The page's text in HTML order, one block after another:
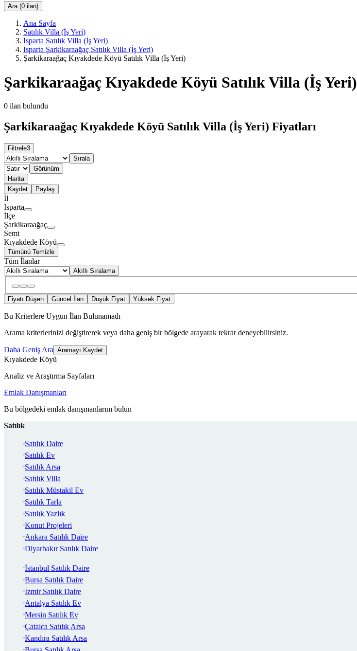
Ara (0 ilan)
Ana Sayfa
Satılık Villa (İş Yeri)
Isparta Satılık Villa (İş Yeri)
Isparta Şarkikaraağaç Satılık Villa (İş Yeri)
Şarkikaraağaç Kıyakdede Köyü Satılık Villa (İş Yeri)
Şarkikaraağaç Kıyakdede Köyü Satılık Villa (İş Yeri)
0 ilan bulundu
Şarkikaraağaç Kıyakdede Köyü Satılık Villa (İş Yeri) Fiyatları
Filtrele3
Sırala
Görünüm
Harita
Kaydet
Paylaş
İl
Isparta
İlçe
Şarkikaraağaç
Semt
Kıyakdede Köyü
Tümünü Temizle
Tüm İlanlar
Akıllı Sıralama
Fiyatı Düşen Güncel İlan Düşük Fiyat Yüksek Fiyat
Bu Kriterlere Uygun İlan Bulunamadı
Arama kriterlerinizi değiştirerek veya daha geniş bir bölgede arayarak tekrar deneyebilirsiniz.
Daha Geniş Ara Aramayı Kaydet
Kıyakdede Köyü
Analiz ve Araştırma Sayfaları
Emlak Danışmanları
Bu bölgedeki emlak danışmanlarını bulun
Satılık
Satılık Daire
Satılık Ev
Satılık Arsa
Satılık Villa
Satılık Müstakil Ev
Satılık Tarla
Satılık Yazlık
Konut Projeleri
Ankara Satılık Daire
Diyarbakır Satılık Daire
İstanbul Satılık Daire
Bursa Satılık Daire
İzmir Satılık Daire
Antalya Satılık Ev
Mersin Satılık Ev
Çatalca Satılık Arsa
Kandıra Satılık Arsa